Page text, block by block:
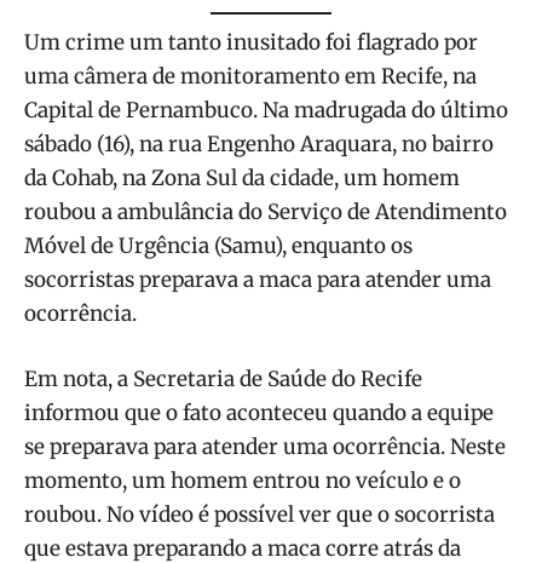
Um crime um tanto inusitado foi flagrado por
uma câmera de monitoramento em Recife, na
Capital de Pernambuco. Na madrugada do último
sábado (16), na rua Engenho Araquara, no bairro
da Cohab, na Zona Sul da cidade, um homem
roubou a ambulância do Serviço de Atendimento
Móvel de Urgência (Samu), enquanto os
socorristas preparava a maca para atender uma
ocorrência.
Em nota, a Secretaria de Saúde do Recife
informou que o fato aconteceu quando a equipe
se preparava para atender uma ocorrência. Neste
momento, um homem entrou no veículo e o
roubou. No vídeo é possível ver que o socorrista
que estava preparando a maca corre atrás da